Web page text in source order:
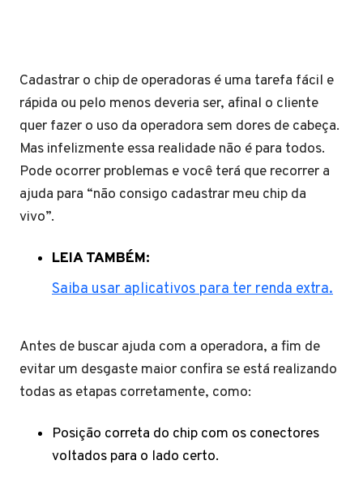
Cadastrar o chip de operadoras é uma tarefa fácil e
rápida ou pelo menos deveria ser, afinal o cliente
quer fazer o uso da operadora sem dores de cabeça.
Mas infelizmente essa realidade não é para todos.
Pode ocorrer problemas e você terá que recorrer a
ajuda para “não consigo cadastrar meu chip da
vivo”.
LEIA TAMBÉM:
Saiba usar aplicativos para ter renda extra.
Antes de buscar ajuda com a operadora, a fim de
evitar um desgaste maior confira se está realizando
todas as etapas corretamente, como:
Posição correta do chip com os conectores
voltados para o lado certo.